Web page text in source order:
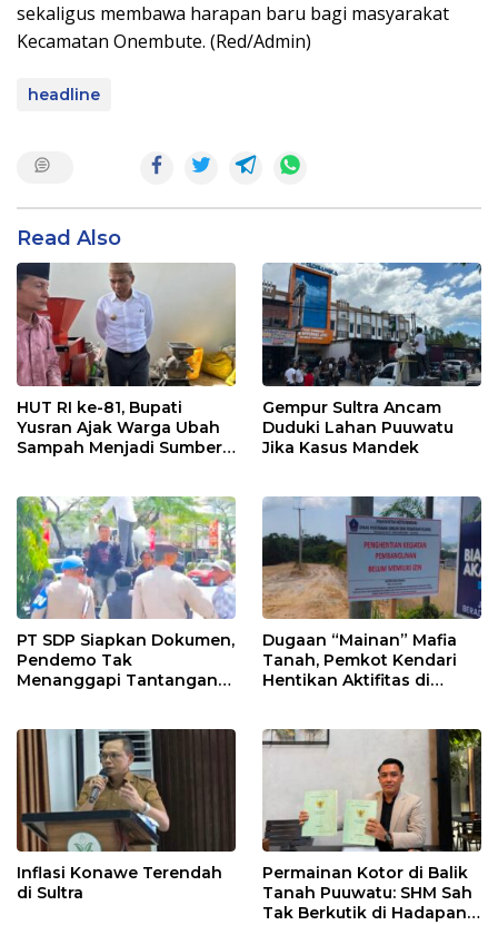
sekaligus membawa harapan baru bagi masyarakat
Kecamatan Onembute. (Red/Admin)
headline
Read Also
HUT RI ke-81, Bupati
Yusran Ajak Warga Ubah
Sampah Menjadi Sumber
Gempur Sultra Ancam
Duduki Lahan Puuwatu
Jika Kasus Mandek
PT SDP Siapkan Dokumen,
Pendemo Tak
Menanggapi Tantangan
Dugaan “Mainan” Mafia
Tanah, Pemkot Kendari
Hentikan Aktifitas di
Inflasi Konawe Terendah
di Sultra
Permainan Kotor di Balik
Tanah Puuwatu: SHM Sah
Tak Berkutik di Hadapan